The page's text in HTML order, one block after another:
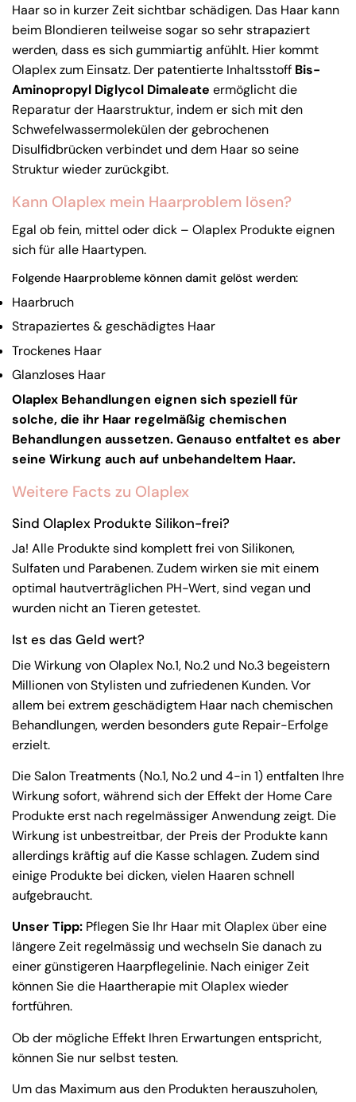
Haar so in kurzer Zeit sichtbar schädigen. Das Haar kann
beim Blondieren teilweise sogar so sehr strapaziert
werden, dass es sich gummiartig anfühlt. Hier kommt
Olaplex zum Einsatz. Der patentierte Inhaltsstoff Bis-
Aminopropyl Diglycol Dimaleate ermöglicht die
Reparatur der Haarstruktur, indem er sich mit den
Schwefelwassermolekülen der gebrochenen
Disulfidbrücken verbindet und dem Haar so seine
Struktur wieder zurückgibt.
Kann Olaplex mein Haarproblem lösen?
Egal ob fein, mittel oder dick – Olaplex Produkte eignen
sich für alle Haartypen.
Folgende Haarprobleme können damit gelöst werden:
Haarbruch
Strapaziertes & geschädigtes Haar
Trockenes Haar
Glanzloses Haar
Olaplex Behandlungen eignen sich speziell für
solche, die ihr Haar regelmäßig chemischen
Behandlungen aussetzen. Genauso entfaltet es aber
seine Wirkung auch auf unbehandeltem Haar.
Weitere Facts zu Olaplex
Sind Olaplex Produkte Silikon-frei?
Ja! Alle Produkte sind komplett frei von Silikonen,
Sulfaten und Parabenen. Zudem wirken sie mit einem
optimal hautverträglichen PH-Wert, sind vegan und
wurden nicht an Tieren getestet.
Ist es das Geld wert?
Die Wirkung von Olaplex No.1, No.2 und No.3 begeistern
Millionen von Stylisten und zufriedenen Kunden. Vor
allem bei extrem geschädigtem Haar nach chemischen
Behandlungen, werden besonders gute Repair-Erfolge
erzielt.
Die Salon Treatments (No.1, No.2 und 4-in 1) entfalten Ihre
Wirkung sofort, während sich der Effekt der Home Care
Produkte erst nach regelmässiger Anwendung zeigt. Die
Wirkung ist unbestreitbar, der Preis der Produkte kann
allerdings kräftig auf die Kasse schlagen. Zudem sind
einige Produkte bei dicken, vielen Haaren schnell
aufgebraucht.
Unser Tipp: Pflegen Sie Ihr Haar mit Olaplex über eine
längere Zeit regelmässig und wechseln Sie danach zu
einer günstigeren Haarpflegelinie. Nach einiger Zeit
können Sie die Haartherapie mit Olaplex wieder
fortführen.
Ob der mögliche Effekt Ihren Erwartungen entspricht,
können Sie nur selbst testen.
Um das Maximum aus den Produkten herauszuholen,